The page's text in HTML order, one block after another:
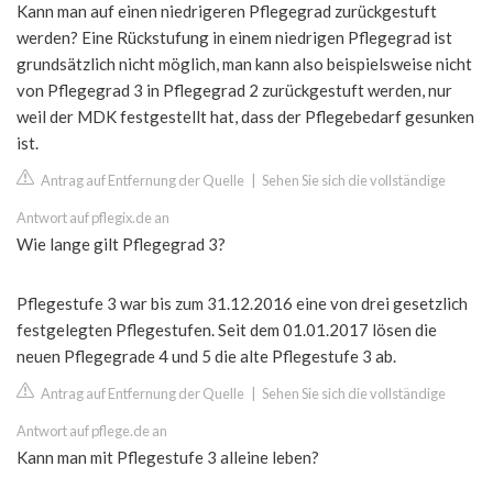
Kann man auf einen niedrigeren Pflegegrad zurückgestuft
werden? Eine Rückstufung in einem niedrigen Pflegegrad ist
grundsätzlich nicht möglich, man kann also beispielsweise nicht
von Pflegegrad 3 in Pflegegrad 2 zurückgestuft werden, nur
weil der MDK festgestellt hat, dass der Pflegebedarf gesunken
ist.
Antrag auf Entfernung der Quelle Sehen Sie sich die vollständige
Antwort auf pflegix.de an
Wie lange gilt Pflegegrad 3?
Pflegestufe 3 war bis zum 31.12.2016 eine von drei gesetzlich
festgelegten Pflegestufen. Seit dem 01.01.2017 lösen die
neuen Pflegegrade 4 und 5 die alte Pflegestufe 3 ab.
Antrag auf Entfernung der Quelle Sehen Sie sich die vollständige
Antwort auf pflege.de an
Kann man mit Pflegestufe 3 alleine leben?